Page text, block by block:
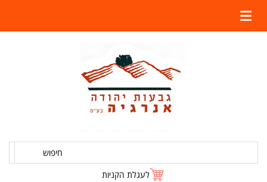
חיפוש
לעגלת הקניות